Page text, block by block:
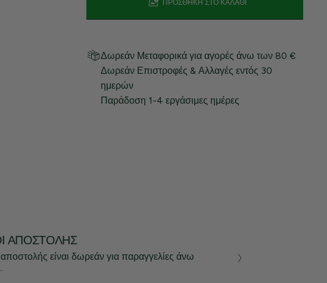
ΠΡΟΣΘΉΚΗ ΣΤΟ ΚΑΛΆΘΙ
Δωρεάν Μεταφορικά για αγορές άνω των 80 €
Δωρεάν Επιστροφές & Αλλαγές εντός 30
ημερών
Παράδοση 1-4 εργάσιμες ημέρες
ΑΠΟΣΤΟΛΉΣ
είναι δωρεάν για παραγγελίες άνω